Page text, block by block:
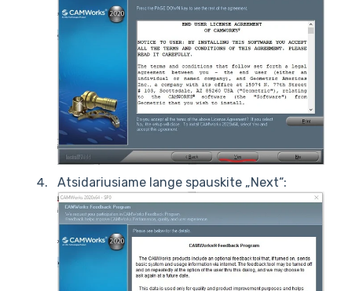
Atsidariusiame lange spauskite „Next“: